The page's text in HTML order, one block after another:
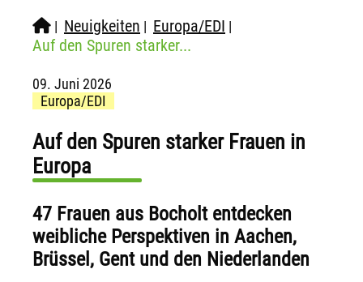
| Neuigkeiten | Europa/EDI |
Auf den Spuren starker...
09. Juni 2026
Europa/EDI
Auf den Spuren starker Frauen in
Europa
47 Frauen aus Bocholt entdecken
weibliche Perspektiven in Aachen,
Brüssel, Gent und den Niederlanden